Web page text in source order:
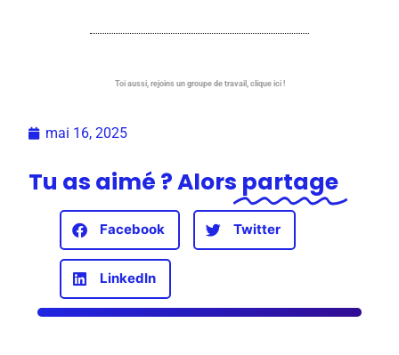
Toi aussi, rejoins un groupe de travail, clique ici !
mai 16, 2025
Tu as aimé ? Alors partage
Facebook Twitter
LinkedIn